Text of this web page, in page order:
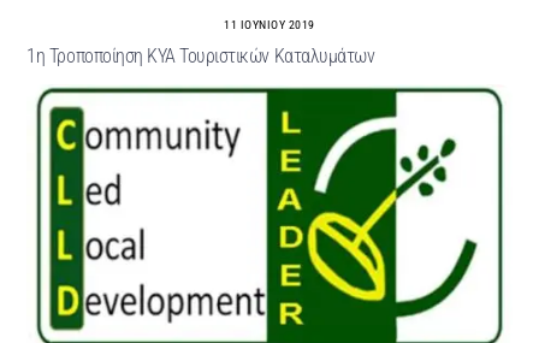
11 ΙΟΥΝΊΟΥ 2019
1η Τροποποίηση ΚΥΑ Τουριστικών Καταλυμάτων